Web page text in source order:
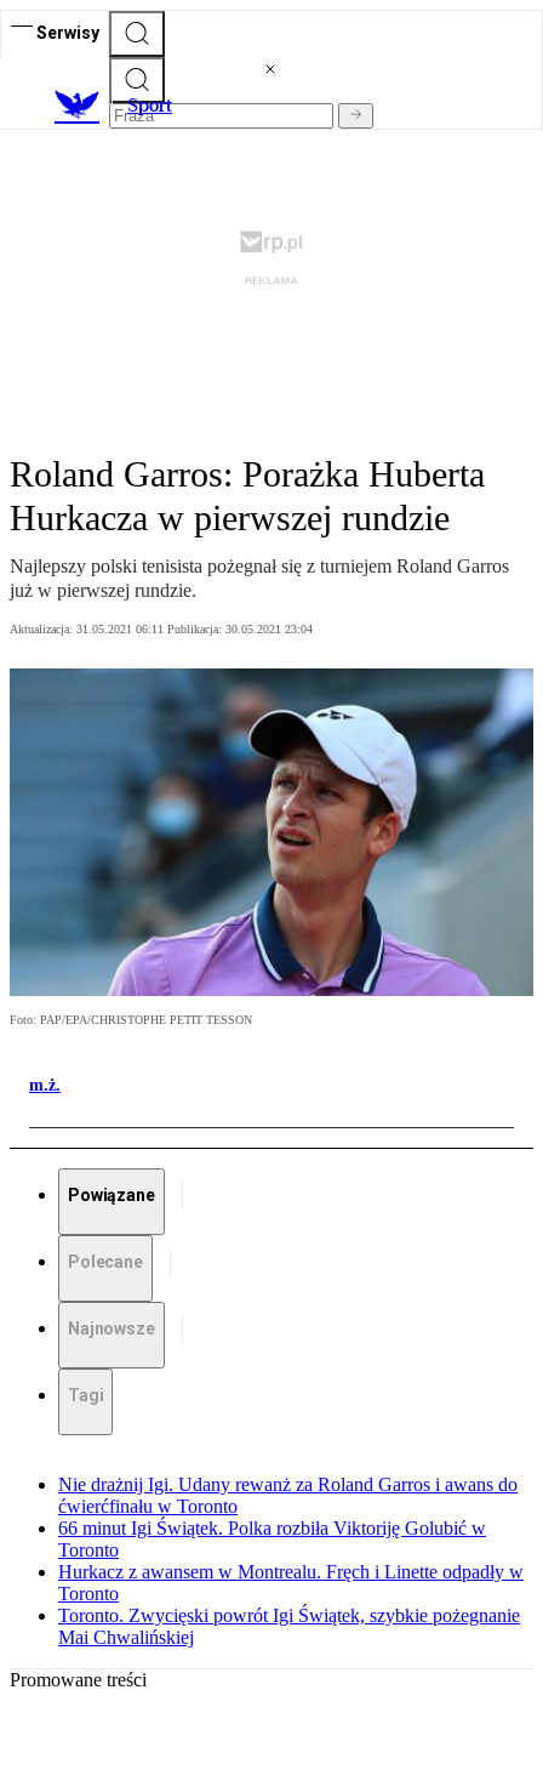
Serwisy
Sport
Roland Garros: Porażka Huberta
Hurkacza w pierwszej rundzie
Najlepszy polski tenisista pożegnał się z turniejem Roland Garros
już w pierwszej rundzie.
Aktualizacja: 31.05.2021 06:11 Publikacja: 30.05.2021 23:04
Foto: PAP/EPA/CHRISTOPHE PETIT TESSON
m.ż.
Powiązane
Polecane
Najnowsze
Tagi
Nie drażnij Igi. Udany rewanż za Roland Garros i awans do
ćwierćfinału w Toronto
66 minut Igi Świątek. Polka rozbiła Viktoriję Golubić w
Toronto
Hurkacz z awansem w Montrealu. Fręch i Linette odpadły w
Toronto
Toronto. Zwycięski powrót Igi Świątek, szybkie pożegnanie
Mai Chwalińskiej
Promowane treści